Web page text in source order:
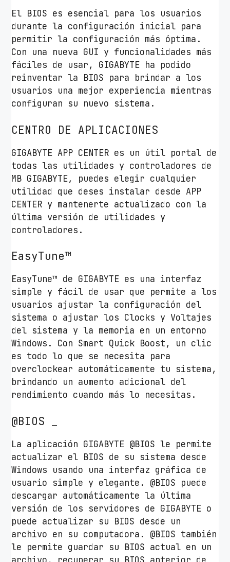
El BIOS es esencial para los usuarios
durante la configuración inicial para
permitir la configuración más óptima.
Con una nueva GUI y funcionalidades más
fáciles de usar, GIGABYTE ha podido
reinventar la BIOS para brindar a los
usuarios una mejor experiencia mientras
configuran su nuevo sistema.
CENTRO DE APLICACIONES
GIGABYTE APP CENTER es un útil portal de
todas las utilidades y controladores de
MB GIGABYTE, puedes elegir cualquier
utilidad que deses instalar desde APP
CENTER y mantenerte actualizado con la
última versión de utilidades y
controladores.
EasyTune™
EasyTune™ de GIGABYTE es una interfaz
simple y fácil de usar que permite a los
usuarios ajustar la configuración del
sistema o ajustar los Clocks y Voltajes
del sistema y la memoria en un entorno
Windows. Con Smart Quick Boost, un clic
es todo lo que se necesita para
overclockear automáticamente tu sistema,
brindando un aumento adicional del
rendimiento cuando más lo necesitas.
@BIOS _
La aplicación GIGABYTE @BIOS le permite
actualizar el BIOS de su sistema desde
Windows usando una interfaz gráfica de
usuario simple y elegante. @BIOS puede
descargar automáticamente la última
versión de los servidores de GIGABYTE o
puede actualizar su BIOS desde un
archivo en su computadora. @BIOS también
le permite guardar su BIOS actual en un
archivo, recuperar su BIOS anterior de